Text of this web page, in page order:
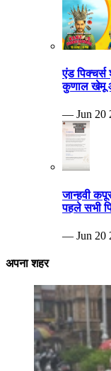
एंड
कुणाल खेमू
— Jun 20
जान्हवी
पहले सभी
— Jun 20
अपना शहर